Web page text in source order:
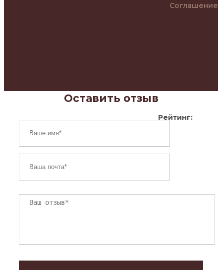
Соглашение
Оставить отзыв
Рейтинг: